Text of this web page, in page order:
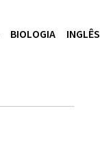
BIOLOGIA INGLÊS